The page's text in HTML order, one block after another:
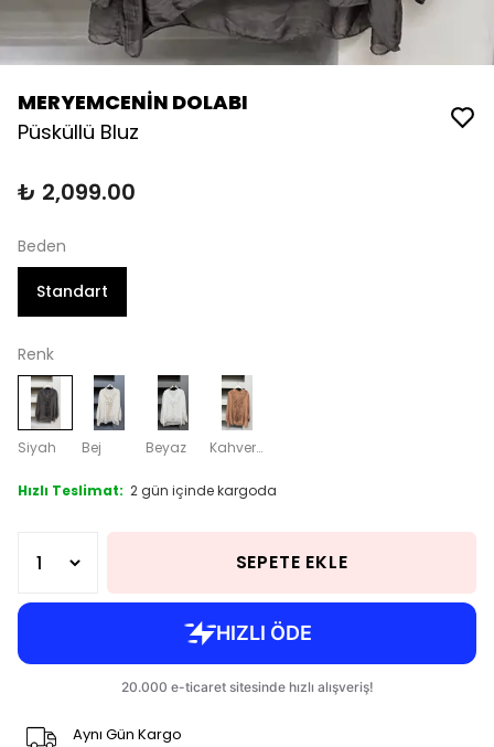
MERYEMCENİN DOLABI
Püsküllü Bluz
₺ 2,099.00
Beden
Standart
Renk
Siyah Bej Beyaz Kahverengi
Hızlı Teslimat: 2 gün içinde kargoda
SEPETE EKLE
Aynı Gün Kargo